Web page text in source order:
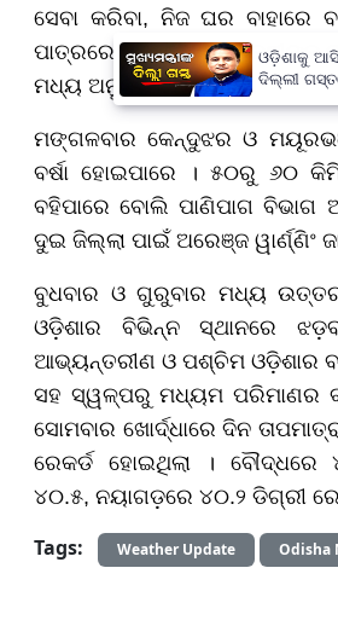
ସେବା କରିବା, ନିଜ ଘର ବାହାରେ
ପାତ୍ରରେ ପାଣି ରଖି ପଶୁପକ୍ଷୀଙ୍କ
ମଧ୍ୟ ଅନୁରୋଧ କରିଛନ୍ତି ।
ମଙ୍ଗଳବାର କେନ୍ଦୁଝର ଓ
ବର୍ଷା ହୋଇପାରେ । ୫୦ରୁ ୬୦
ବହିପାରେ ବୋଲି ପାଣିପାଗ
ଦୁଇ ଜିଲ୍ଲା ପାଇଁ ଅରେଞ୍ଜ ୱାର୍ଣ୍ଣିଂ
ବୁଧବାର ଓ ଗୁରୁବାର ମଧ୍ୟ
ଓଡ଼ିଶାର ବିଭିନ୍ନ ସ୍ଥାନରେ
ଆଭ୍ୟନ୍ତରୀଣ ଓ ପଶ୍ଚିମ ଓଡ଼ିଶାର
ସହ ସ୍ୱଳ୍ପରୁ ମଧ୍ୟମ ପରିମାଣର
ସୋମବାର ଖୋର୍ଦ୍ଧାରେ ଦିନ
ରେକର୍ଡ ହୋଇଥିଲା । ବୌଦ୍ଧରେ
୪୦.୫, ନୟାଗଡ଼ରେ ୪୦.୨ ଡିଗ୍ରୀ
Tags: Weather Update Odisha
ଓଡ଼ିଶାକୁ
ଦିଲ୍ଲୀ
ମୁଖ୍ୟମନ୍ତ୍ରୀ